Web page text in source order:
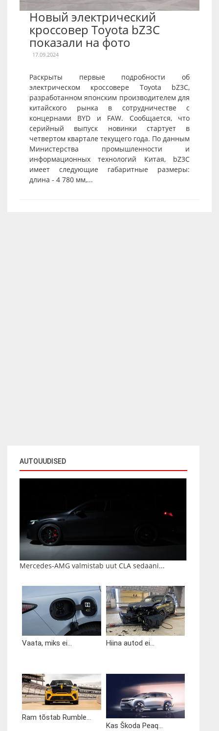
AUTOUUDISED
Mercedes-AMG valmistab uut CLA sedaani...
Vaata, miks ei... Hiina autod ei...
Ram tõstab Rumble...
Kas Škoda Peaq...
Новый электрический
кроссовер Toyota bZ3C
показали на фото
17.09.2024
Раскрыты первые подробности об
электрическом кроссовере Toyota bZ3C,
разработанном японским производителем для
китайского рынка в сотрудничестве с
концернами BYD и FAW. Сообщается, что
серийный выпуск новинки стартует в
четвертом квартале текущего года. По данным
Министерства промышленности и
информационных технологий Китая, bZ3C
имеет следующие габаритные размеры:
длина - 4 780 мм,...